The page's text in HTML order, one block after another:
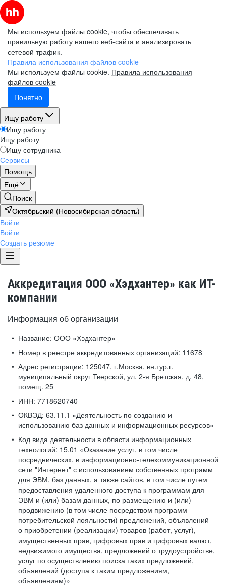
Мы используем файлы cookie, чтобы обеспечивать
правильную работу нашего веб-сайта и анализировать
сетевой трафик.
Правила использования файлов cookie
Мы используем файлы cookie. Правила использования
файлов cookie
Понятно
Ищу работу
Ищу работу
Ищу работу
Ищу сотрудника
Сервисы
Помощь
Ещё
Поиск
Октябрьский (Новосибирская область)
Войти
Войти
Создать резюме
Аккредитация ООО «Хэдхантер» как ИТ-
компании
Информация об организации
Название: ООО «Хэдхантер»
Номер в реестре аккредитованных организаций: 11678
Адрес регистрации: 125047, г.Москва, вн.тур.г.
муниципальный округ Тверской, ул. 2-я Бретская, д. 48,
помещ. 25
ИНН: 7718620740
ОКВЭД: 63.11.1 «Деятельность по созданию и
использованию баз данных и информационных ресурсов»
Код вида деятельности в области информационных
технологий: 15.01 «Оказание услуг, в том числе
посреднических, в информационно-телекоммуникационной
сети "Интернет" с использованием собственных программ
для ЭВМ, баз данных, а также сайтов, в том числе путем
предоставления удаленного доступа к программам для
ЭВМ и (или) базам данных, по размещению и (или)
продвижению (в том числе посредством программ
потребительской лояльности) предложений, объявлений
о приобретении (реализации) товаров (работ, услуг),
имущественных прав, цифровых прав и цифровых валют,
недвижимого имущества, предложений о трудоустройстве,
услуг по осуществлению поиска таких предложений,
объявлений (доступа к таким предложениям,
объявлениям)»